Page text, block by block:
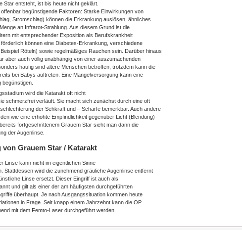
Star entsteht, ist bis heute nicht geklärt.
offenbar begünstigende Faktoren: Starke Einwirkungen von
Stromschlag) können die Erkrankung auslösen, ähnliches
an Infrarot-Strahlung. Aus diesem Grund ist die
mit entsprechender Exposition als Berufskrankheit
können eine Diabetes-Erkrankung, verschiedene
Röteln) sowie regelmäßiges Rauchen sein. Darüber hinaus
aber auch völlig unabhängig von einer auszumachenden
häufig sind ältere Menschen betroffen, trotzdem kann die
bei Babys auftreten. Eine Mangelversorgung kann eine
wird die Katarakt oft nicht
schmerzfrei verläuft. Sie macht sich zunächst durch eine oft
der Sehkraft und – Schärfe bemerkbar. Auch andere
wie eine erhöhte Empfindlichkeit gegenüber Licht (Blendung)
fortgeschrittenem Grauem Star sieht man dann die
der Augenlinse.
von Grauem Star / Katarakt
Linse kann nicht im eigentlichen Sinne
Stattdessen wird die zunehmend gräuliche Augenlinse entfernt
Linse ersetzt. Dieser Eingriff ist auch als
und gilt als einer der am häufigsten durchgeführten
überhaupt. Je nach Ausgangssituation kommen heute
in Frage. Seit knapp einem Jahrzehnt kann die OP
mit dem Femto-Laser durchgeführt werden.